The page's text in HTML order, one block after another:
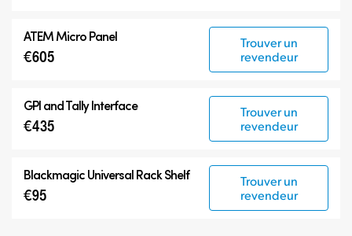
ATEM Micro Panel
€605
Trouver un
revendeur
GPI and Tally Interface
€435
Trouver un
revendeur
Blackmagic Universal Rack Shelf
€95
Trouver un
revendeur